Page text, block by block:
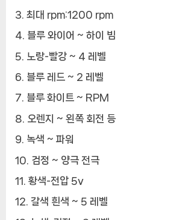
최대 rpm:1200 rpm
블루 와이어 ~ 하이 빔
노랑-빨강 ~ 4 레벨
블루 레드 ~ 2 레벨
블루 화이트 ~ RPM
오렌지 ~ 왼쪽 회전 등
녹색 ~ 파워
검정 ~ 양극 전극
황색-전압 5v
갈색 흰색 ~ 5 레벨